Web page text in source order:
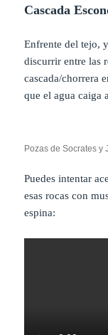
Cascada
Enfrente del tejo,
discurrir entre las
cascada/chorrera
que el agua caiga
Pozas de Socrates y
Puedes intentar
esas rocas con
espina: